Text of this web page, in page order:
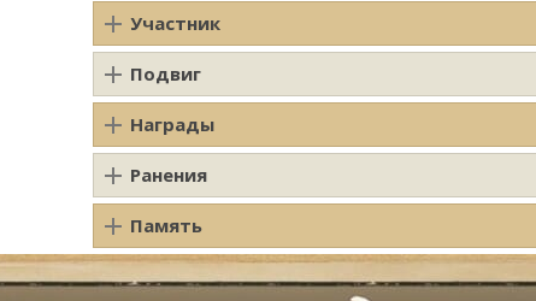
Участник
Подвиг
Награды
Ранения
Память